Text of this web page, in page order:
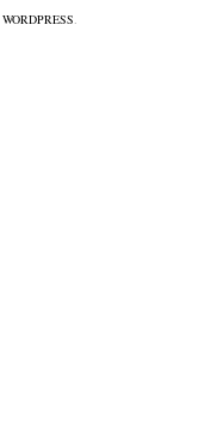
WORDPRESS.